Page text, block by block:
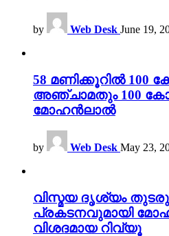
by Web Desk June 19,
58 മണിക്കൂറിൽ 100
അഞ്ചാമതും 100
മോഹൻലാൽ
by Web Desk May 23,
വിസ്മയ ദൃശ്യം
പ്രകടനവുമായി
വിശദമായ റിവ്യൂ